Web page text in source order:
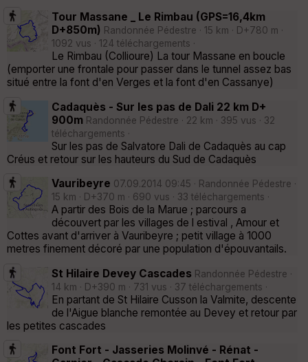
Tour Massane _ Le Rimbau (GPS=16,4km
D+850m) Randonnée Pédestre · 15 km · D+780 m ·
1092 vus · 124 téléchargements ·
Le Rimbau (Collioure) La tour Massane en boucle
(emporter une frontale pour passer dans le tunnel assez bas
situé entre la font d'en Verges et la font d'en Cassanye)
Cadaquès - Sur les pas de Dali 22 km D+
900m Randonnée Pédestre · 22 km · 395 vus · 32
téléchargements ·
Sur les pas de Salvatore Dali de Cadaquès au cap
Créus et retour sur les hauteurs du Sud de Cadaquès
Vauribeyre 07.09.2014 09:45 · Randonnée Pédestre ·
15 km · D+370 m · 690 vus · 33 téléchargements ·
A partir des Bois de la Marue ; parcours a
découvert par les villages de l estival , Amour et
Cottes avant d'arriver à Vauribeyre ; petit village à 1000
metres finement décoré par une population d'épouvantails.
St Hilaire Devey Cascades Randonnée Pédestre ·
14 km · D+390 m · 731 vus · 37 téléchargements ·
En partant de St Hilaire Cusson la Valmite, descente
de l'Aigue blanche remontée au Devey et retour par
les petites cascades
Font Fort - Jasseries Molinvé - Rénat -